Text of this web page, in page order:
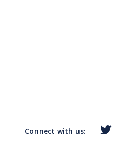
Connect with us: